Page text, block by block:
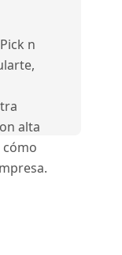
n
alta
cómo